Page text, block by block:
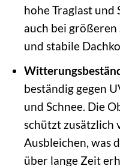
hohe Traglast
auch bei
und stabile
beständig gegen
und Schnee. Die
schützt zusätzlich
Ausbleichen, was
über lange Zeit